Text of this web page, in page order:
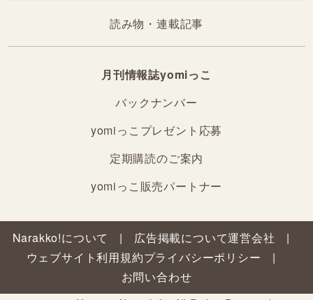
読み物・連載記事
月刊情報誌yomiっこ
バックナンバー
yomiっこプレゼント応募
定期購読のご案内
yomiっこ販売パートナー
Narakko!について 広告掲載について運営会社
ウェブサイト利用規約プライバシーポリシー
お問い合わせ